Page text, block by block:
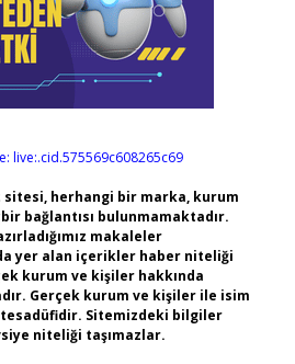
live:.cid.575569c608265c69
herhangi bir marka, kurum
bağlantısı bulunmamaktadır.
makaleler
yer alan içerikler haber niteliği
kurum ve kişiler hakkında
Gerçek kurum ve kişiler ile isim
Sitemizdeki bilgiler
niteliği taşımazlar.